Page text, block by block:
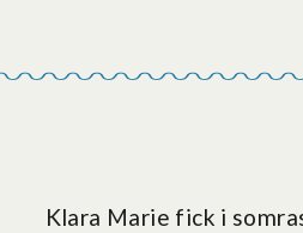
Klara Marie fick i